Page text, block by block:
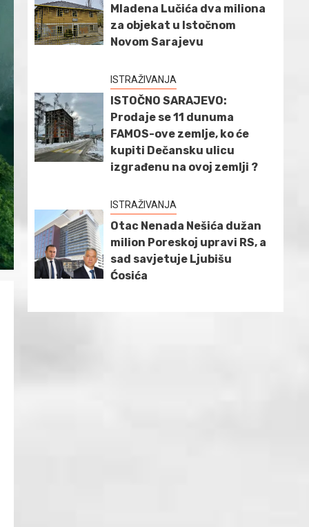
Mladena Lučića dva miliona
za objekat u Istočnom
Novom Sarajevu
ISTRAŽIVANJA
ISTOČNO SARAJEVO:
Prodaje se 11 dunuma
FAMOS-ove zemlje, ko će
kupiti Dečansku ulicu
izgrađenu na ovoj zemlji ?
ISTRAŽIVANJA
Otac Nenada Nešića dužan
milion Poreskoj upravi RS, a
sad savjetuje Ljubišu
Ćosića